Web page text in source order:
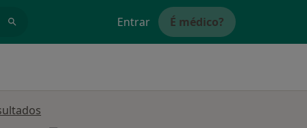
Entrar É médico?